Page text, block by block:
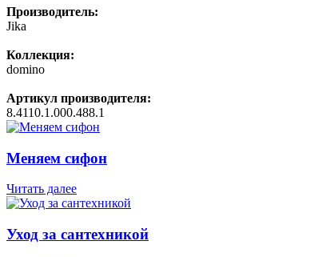
Производитель:
Jika
Коллекция:
domino
Артикул производителя:
8.4110.1.000.488.1
Меняем сифон
Читать далее
Уход за сантехникой